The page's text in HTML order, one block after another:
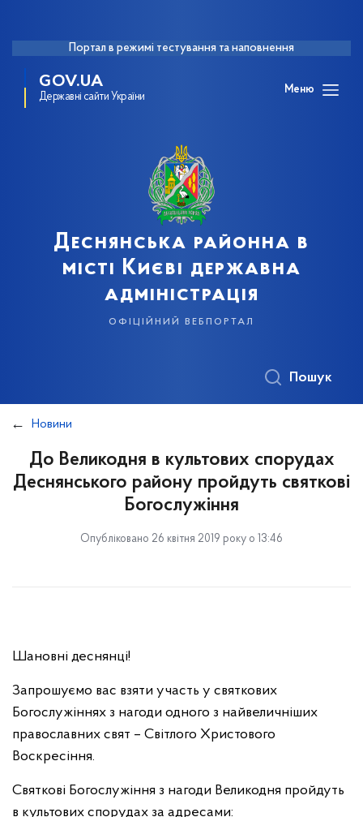
Портал в режимі тестування та наповнення
GOV.UA
Державні сайти України
Меню
Деснянська районна в
місті Києві державна
адміністрація
офіційний вебпортал
Пошук
Новини
До Великодня в культових спорудах
Деснянського району пройдуть святкові
Богослужіння
Опубліковано 26 квітня 2019 року о 13:46
Шановні деснянці!
Запрошуємо вас взяти участь у святкових
Богослужіннях з нагоди одного з найвеличніших
православних свят – Світлого Христового
Воскресіння.
Святкові Богослужіння з нагоди Великодня пройдуть
в культових спорудах за адресами: